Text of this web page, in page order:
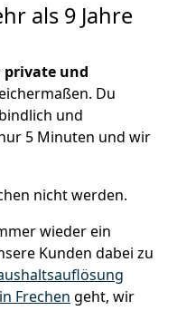
als 9 Jahre
private und
Du
und
5 Minuten und wir
nicht werden.
wieder ein
Kunden dabei zu
Frechen geht, wir